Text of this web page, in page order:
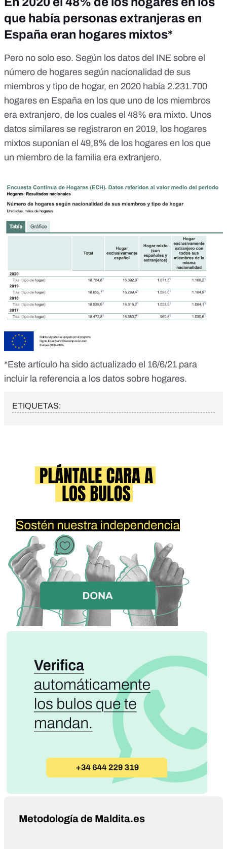
que había personas extranjeras en
España eran hogares mixtos*
Pero no solo eso. Según los datos del INE sobre el
número de hogares según nacionalidad de sus
miembros y tipo de hogar, en 2020 había 2.231.700
hogares en España en los que uno de los miembros
era extranjero, de los cuales el 48% era mixto. Unos
datos similares se registraron en 2019, los hogares
mixtos suponían el 49,8% de los hogares en los que
un miembro de la familia era extranjero.
*Este artículo ha sido actualizado el 16/6/21 para
incluir la referencia a los datos sobre hogares.
ETIQUETAS:
Metodología de Maldita.es